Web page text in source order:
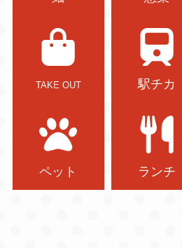
TAKE OUT 駅チカ
ペット ランチ